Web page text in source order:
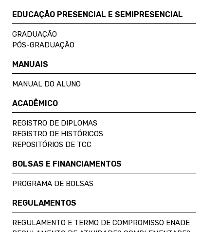
EDUCAÇÃO PRESENCIAL E SEMIPRESENCIAL
GRADUAÇÃO
PÓS-GRADUAÇÃO
MANUAIS
MANUAL DO ALUNO
ACADÊMICO
REGISTRO DE DIPLOMAS
REGISTRO DE HISTÓRICOS
REPOSITÓRIOS DE TCC
BOLSAS E FINANCIAMENTOS
PROGRAMA DE BOLSAS
REGULAMENTOS
REGULAMENTO E TERMO DE COMPROMISSO ENADE